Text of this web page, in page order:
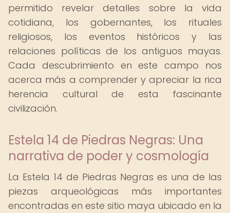
permitido revelar detalles sobre la vida
cotidiana, los gobernantes, los rituales
religiosos, los eventos históricos y las
relaciones políticas de los antiguos mayas.
Cada descubrimiento en este campo nos
acerca más a comprender y apreciar la rica
herencia cultural de esta fascinante
civilización.
Estela 14 de Piedras Negras: Una
narrativa de poder y cosmología
La Estela 14 de Piedras Negras es una de las
piezas arqueológicas más importantes
encontradas en este sitio maya ubicado en la